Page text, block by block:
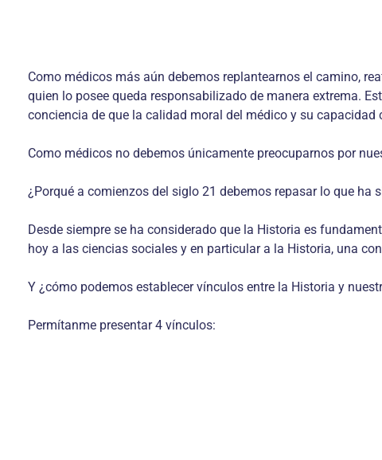
Como médicos más aún debemos replantearnos el camino,
quien lo posee queda responsabilizado de manera extrema.
conciencia de que la calidad moral del médico y su
Como médicos no debemos únicamente preocuparnos por
¿Porqué a comienzos del siglo 21 debemos repasar lo que
Desde siempre se ha considerado que la Historia es
hoy a las ciencias sociales y en particular a la Historia, una
Y ¿cómo podemos establecer vínculos entre la Historia y
Permítanme presentar 4 vínculos: